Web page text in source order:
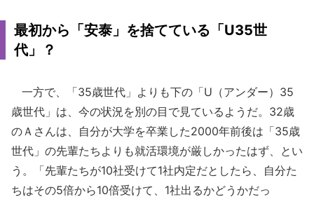
最初から「安泰」を捨てている「U35世
代」？
一方で、「35歳世代」よりも下の「U（アンダー）35
歳世代」は、今の状況を別の目で見ているようだ。32歳
のＡさんは、自分が大学を卒業した2000年前後は「35歳
世代」の先輩たちよりも就活環境が厳しかったはず、とい
う。「先輩たちが10社受けて1社内定だとしたら、自分た
ちはその5倍から10倍受けて、1社出るかどうかだっ